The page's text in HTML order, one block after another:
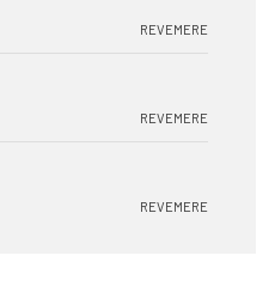
REVEMERE
REVEMERE
REVEMERE